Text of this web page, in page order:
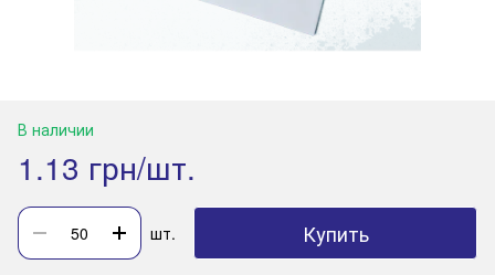
В наличии
1.13 грн/шт.
шт. Купить